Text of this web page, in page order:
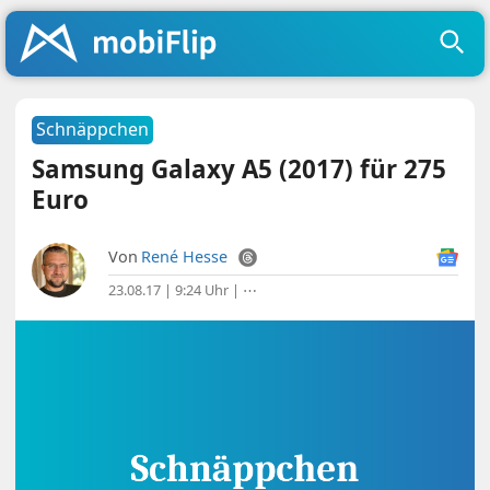
Schnäppchen
Samsung Galaxy A5 (2017) für 275
Euro
Von René Hesse
23.08.17 | 9:24 Uhr | ⋯